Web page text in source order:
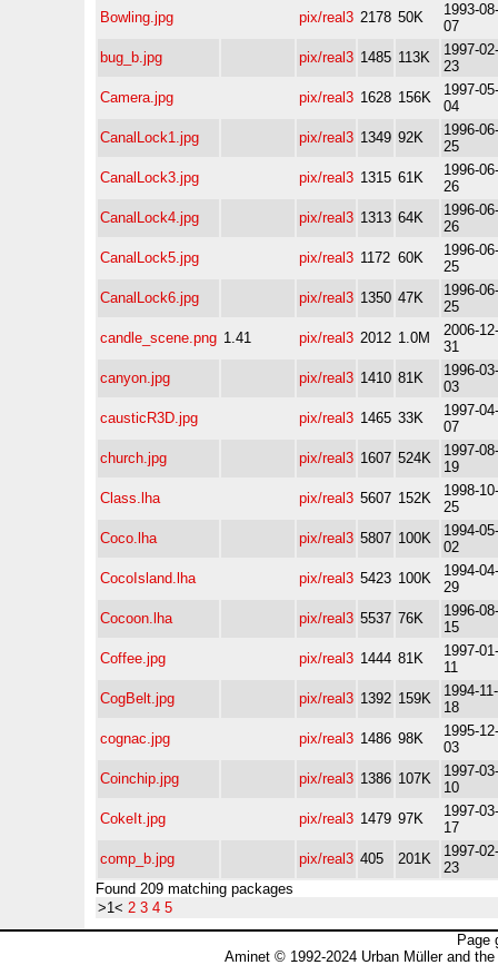
Bowling.jpg
pix/real3 2178 50K
1993-08-
07
bug_b.jpg
pix/real3 1485 113K
1997-02-
23
Camera.jpg
pix/real3 1628 156K
1997-05-
04
CanalLock1.jpg
pix/real3 1349 92K
1996-06-
25
CanalLock3.jpg
pix/real3 1315 61K
1996-06-
26
CanalLock4.jpg
pix/real3 1313 64K
1996-06-
26
CanalLock5.jpg
pix/real3 1172 60K
1996-06-
25
CanalLock6.jpg
pix/real3 1350 47K
1996-06-
25
candle_scene.png 1.41 pix/real3 2012 1.0M
2006-12-
31
canyon.jpg
pix/real3 1410 81K
1996-03-
03
causticR3D.jpg
pix/real3 1465 33K
1997-04-
07
church.jpg
pix/real3 1607 524K
1997-08-
19
Class.lha
pix/real3 5607 152K
1998-10-
25
Coco.lha
pix/real3 5807 100K
1994-05-
02
CocoIsland.lha
pix/real3 5423 100K
1994-04-
29
Cocoon.lha
pix/real3 5537 76K
1996-08-
15
Coffee.jpg
pix/real3 1444 81K
1997-01-
11
CogBelt.jpg
pix/real3 1392 159K
1994-11-
18
cognac.jpg
pix/real3 1486 98K
1995-12-
03
Coinchip.jpg
pix/real3 1386 107K
1997-03-
10
CokeIt.jpg
pix/real3 1479 97K
1997-03-
17
comp_b.jpg
pix/real3 405 201K
1997-02-
23
Found 209 matching packages
>1< 2 3 4 5
Page
Aminet © 1992-2024 Urban Müller and the